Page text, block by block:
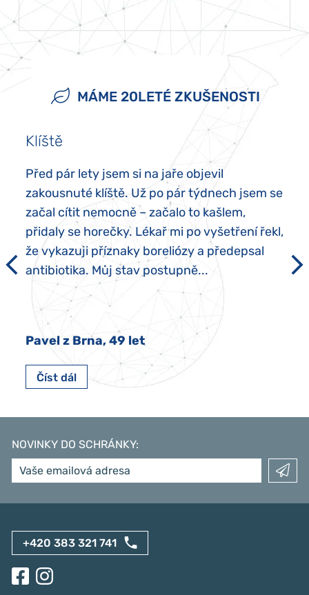
MÁME 20LETÉ ZKUŠENOSTI
Klíště
Před pár lety jsem si na jaře objevil
zakousnuté klíště. Už po pár týdnech jsem se
začal cítit nemocně – začalo to kašlem,
přidaly se horečky. Lékař mi po vyšetření řekl,
že vykazuji příznaky boreliózy a předepsal
antibiotika. Můj stav postupně...
Pavel z Brna, 49 let
Číst dál
NOVINKY DO SCHRÁNKY:
+420 383 321 741